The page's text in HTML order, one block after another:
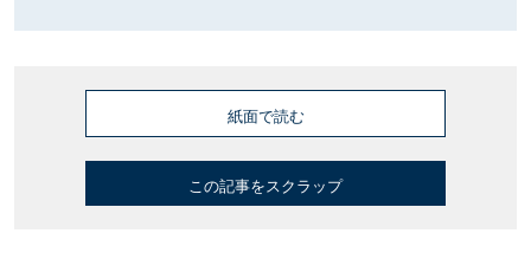
紙面で読む
この記事をスクラップ